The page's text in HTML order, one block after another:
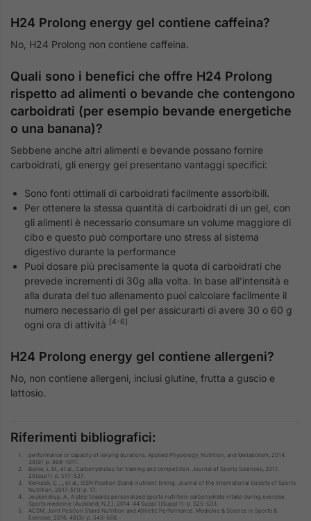
H24 Prolong energy gel contiene caffeina?
No, H24 Prolong non contiene caffeina.
Quali sono i benefici che offre H24 Prolong
rispetto ad alimenti o bevande che contengono
carboidrati (per esempio bevande energetiche
o una banana)?
Sebbene anche altri alimenti e bevande possano fornire
carboidrati, gli energy gel presentano vantaggi specifici:
Sono fonti ottimali di carboidrati facilmente assorbibili.
Per ottenere la stessa quantità di carboidrati di un gel, con
gli alimenti è necessario consumare un volume maggiore di
cibo e questo può comportare uno stress al sistema
digestivo durante la performance
Puoi dosare più precisamente la quota di carboidrati che
prevede incrementi di 30g alla volta. In base all’intensità e
alla durata del tuo allenamento puoi calcolare facilmente il
numero necessario di gel per assicurarti di avere 30 o 60 g
ogni ora di attività [4-6]
H24 Prolong energy gel contiene allergeni?
No, non contiene allergeni, inclusi glutine, frutta a guscio e
lattosio.
Riferimenti bibliografici:
performance or capacity of varying durations. Applied Physiology, Nutrition, and Metabolism, 2014.
39(9): p. 998-1011.
Burke, L.M., et al., Carbohydrates for training and competition. Journal of Sports Sciences, 2011.
29(sup1): p. S17-S27.
Kerksick, C., ,, et al., ISSN Position Stand: nutrient timing. Journal of the International Society of Sports
Nutrition, 2017. 5(1): p. 17.
Jeukendrup, A., A step towards personalized sports nutrition: carbohydrate intake during exercise.
Sports medicine (Auckland, N.Z.), 2014. 44 Suppl 1(Suppl 1): p. S25-S33.
ACSM, Joint Position Stand Nutrition and Athletic Performance. Medicine & Science in Sports &
Exercise, 2016. 48(3): p. 543-568.